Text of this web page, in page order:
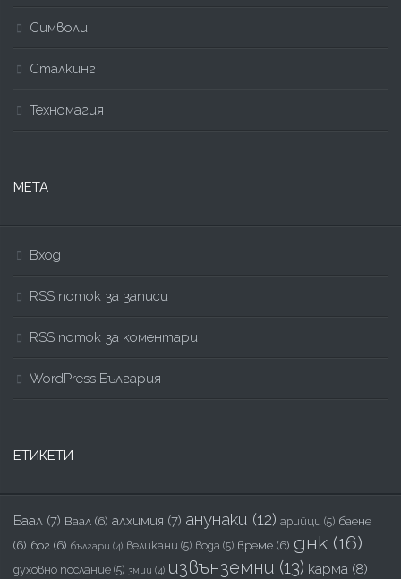
Символи
Сталкинг
Техномагия
МЕТА
Вход
RSS поток за записи
RSS поток за коментари
WordPress България
ЕТИКЕТИ
Баал (7) Ваал (6) алхимия (7) анунаки (12) арийци (5) баене
(6) бог (6) българи (4) великани (5) вода (5) време (6) днк (16)
духовно послание (5) змии (4) извънземни (13) карма (8)